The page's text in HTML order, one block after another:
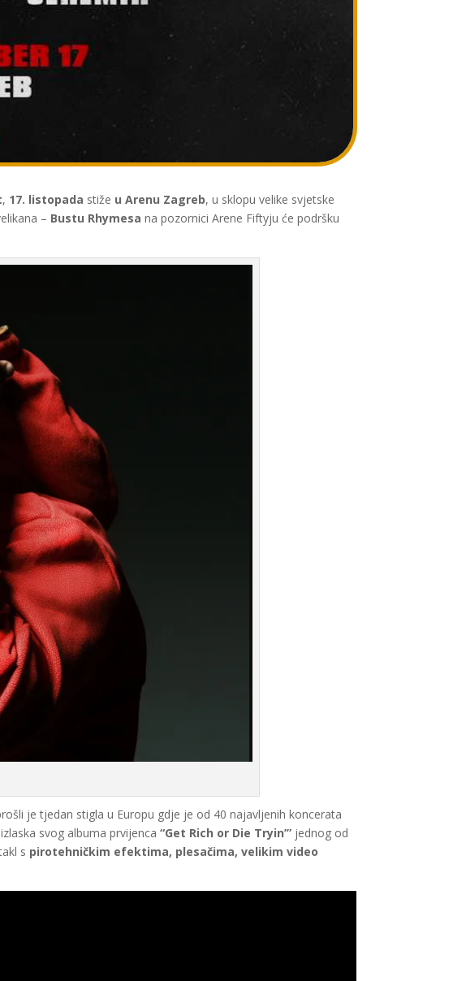
, 17. listopada stiže u Arenu Zagreb, u sklopu velike svjetske
– Bustu Rhymesana pozornici Arene Fiftyju će podršku
je tjedan stigla u Europu gdje je od 40 najavljenih koncerata
svog albuma prvijenca“Get Rich or Die Tryin’” jednog od
s pirotehničkim efektima, plesačima, velikim video